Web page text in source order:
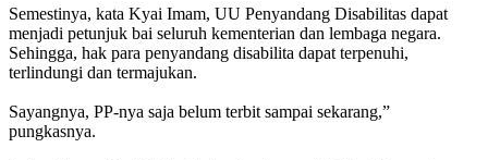
Semestinya, kata Kyai Imam, UU Penyandang Disabilitas dapat
menjadi petunjuk bai seluruh kementerian dan lembaga negara.
Sehingga, hak para penyandang disabilita dapat terpenuhi,
terlindungi dan termajukan.
Sayangnya, PP-nya saja belum terbit sampai sekarang,”
pungkasnya.